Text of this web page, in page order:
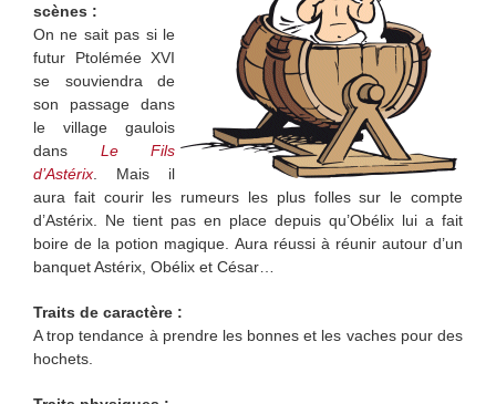
scènes :
On ne sait pas si le
futur Ptolémée XVI
se souviendra de
son passage dans
le village gaulois
dans Le Fils
d’Astérix . Mais il
aura fait courir les rumeurs les plus folles sur le compte
d’Astérix. Ne tient pas en place depuis qu’Obélix lui a fait
boire de la potion magique. Aura réussi à réunir autour d’un
banquet Astérix, Obélix et César…
Traits de caractère :
A trop tendance à prendre les bonnes et les vaches pour des
hochets.